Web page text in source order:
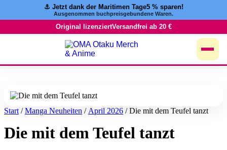
⚓️ Jetzt dank der Maritimen Tage5 % sparen!
Ausgenommen buchpreisgebundene Waren.
Original lizenziertVersandfrei ab 20 €
Start /Manga Neuheiten / April 2026 / Die mit dem Teufel tanzt
Die mit dem Teufel tanzt